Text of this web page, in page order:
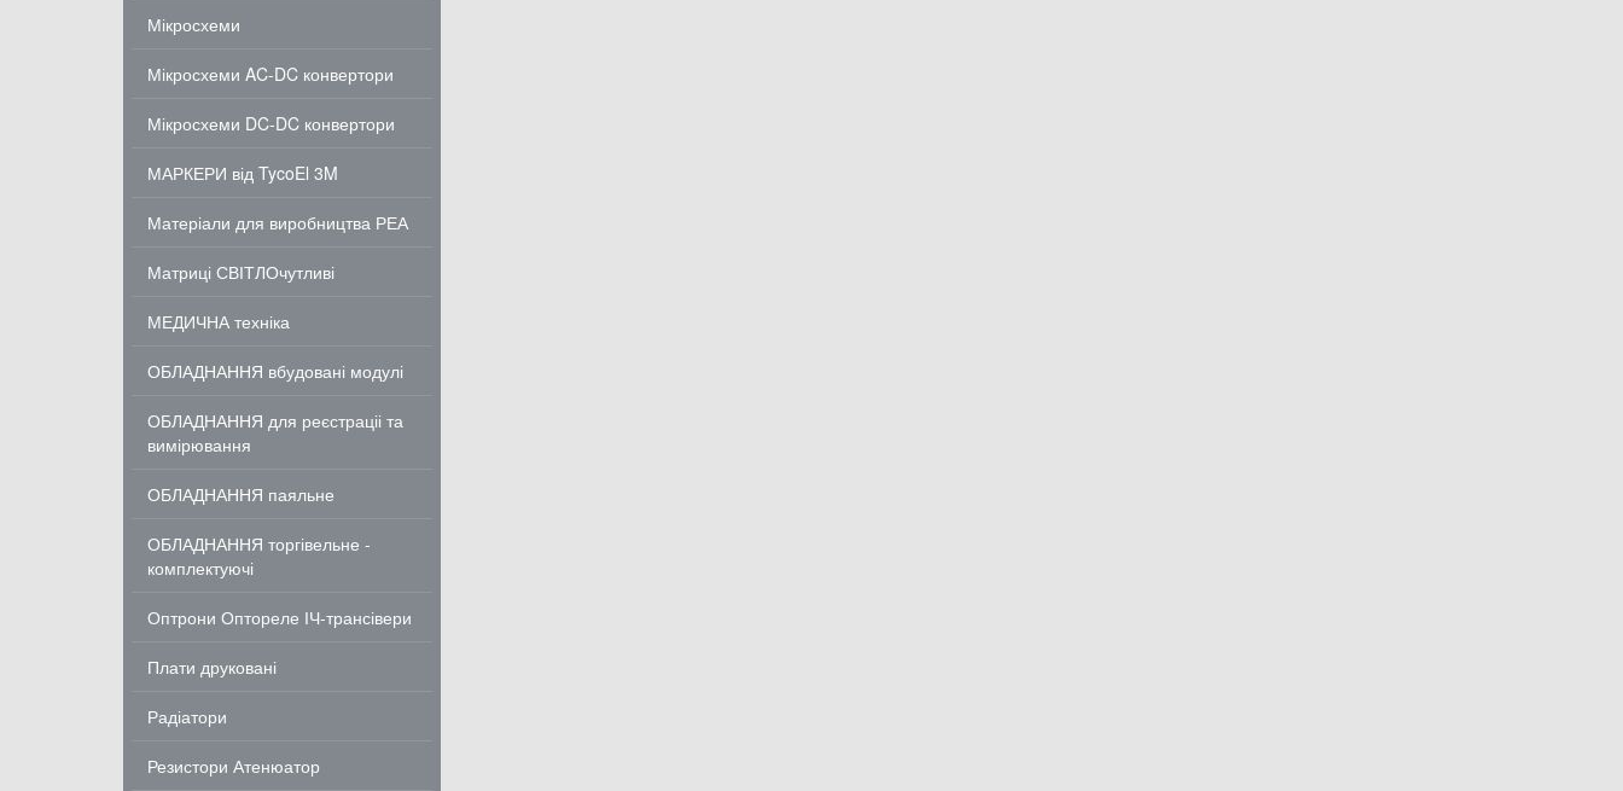
Мікросхеми
Мікросхеми AC-DC конвертори
Мікросхеми DC-DC конвертори
МАРКЕРИ від TycoEl 3M
Матеріали для виробництва РЕА
Матриці СВІТЛОчутливі
МЕДИЧНА техніка
ОБЛАДНАННЯ вбудовані модулі
ОБЛАДНАННЯ для реєстраціі та
вимірювання
ОБЛАДНАННЯ паяльне
ОБЛАДНАННЯ торгівельне -
комплектуючі
Оптрони Оптореле ІЧ-трансівери
Плати друковані
Радіатори
Резистори Атенюатор